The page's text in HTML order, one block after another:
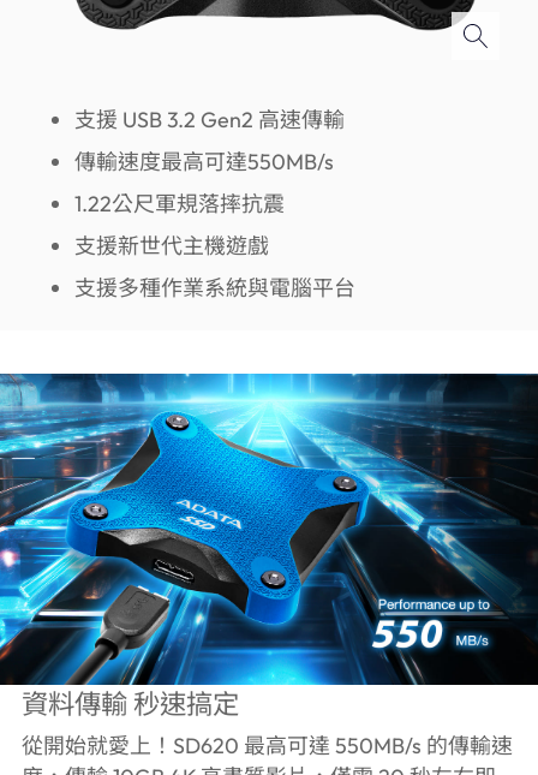
支援 USB 3.2 Gen2 高速傳輸
傳輸速度最高可達550MB/s
1.22公尺軍規落摔抗震
支援新世代主機遊戲
支援多種作業系統與電腦平台
資料傳輸 秒速搞定
從開始就愛上！SD620 最高可達 550MB/s 的傳輸速